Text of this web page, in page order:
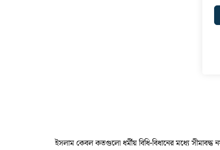
ইসলাম কেবল কতগুলো ধর্মীয় বিধি-বিধানের মধ্যে সীমাবদ্ধ